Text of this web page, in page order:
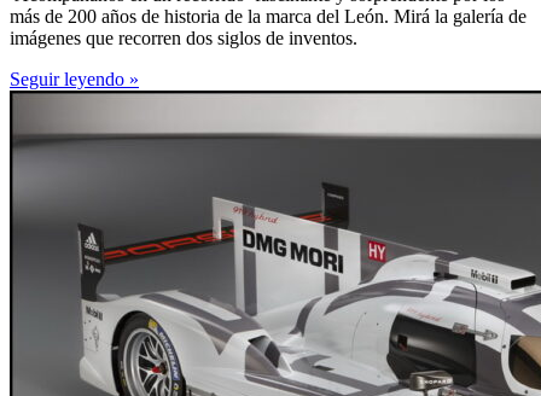
más de 200 años de historia de la marca del León. Mirá la galería de
imágenes que recorren dos siglos de inventos.
Seguir leyendo »